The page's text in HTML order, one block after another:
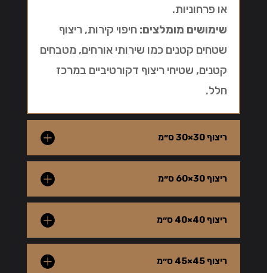
או פרחוניות.
שימושים מומלצים: חיפוי קירות, ריצוף
שטחים קטנים כמו שירותי אורחים, מטבחים
קטנים, שטיחי ריצוף דקורטיביים במרכז
חלל.
ריצוף 30×30 ס״מ
ריצוף 30×60 ס״מ
ריצוף 40×40 ס״מ
ריצוף 45×45 ס״מ